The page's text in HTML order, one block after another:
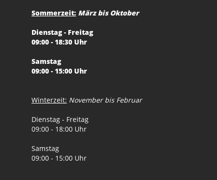
Sommerzeit: März bis Oktober
Dienstag - Freitag
09:00 - 18:30 Uhr
Samstag
09:00 - 15:00 Uhr
Winterzeit: November bis Februar
Dienstag - Freitag
09:00 - 18:00 Uhr
Samstag
09:00 - 15:00 Uhr